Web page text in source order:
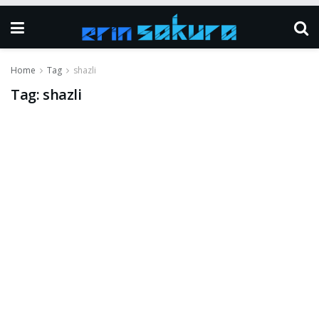
Home Tag shazli
Tag: shazli